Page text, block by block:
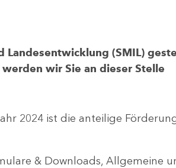
Landesentwicklung (SMIL)
wir Sie an dieser Stelle
2024 ist die anteilige
& Downloads, Allgemeine